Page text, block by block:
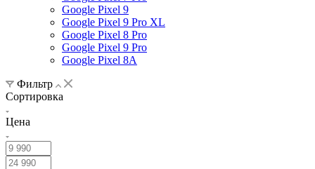
Google Pixel 9
Google Pixel 9 Pro XL
Google Pixel 8 Pro
Google Pixel 9 Pro
Google Pixel 8A
Фильтр
Сортировка
Цена